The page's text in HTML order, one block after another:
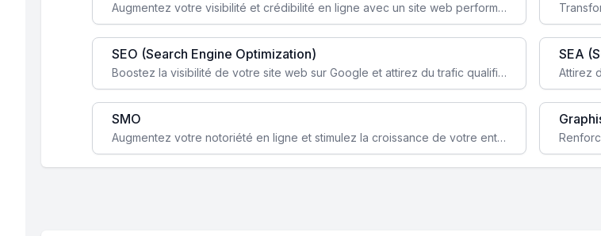
Augmentez votre visibilité et crédibilité en ligne avec un site web performant, conçu pour attirer plus de clients.
SEO (Search Engine Optimization)
Boostez la visibilité de votre site web sur Google et attirez du trafic qualifié grâce à nos stratégies SEO.
SEA
SMO
Augmentez votre notoriété en ligne et stimulez la croissance de votre entreprise grâce à une stratégie sociale sur mesure.